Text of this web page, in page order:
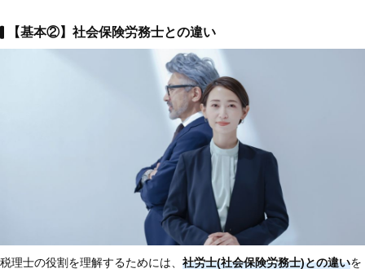
【基本②】社会保険労務士との違い
税理士の役割を理解するためには、 社労士(社会保険労務士)との違いを